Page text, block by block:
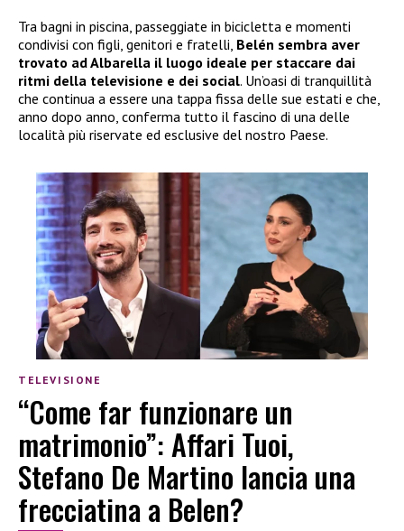
Tra bagni in piscina, passeggiate in bicicletta e momenti
condivisi con figli, genitori e fratelli, Belén sembra aver
trovato ad Albarella il luogo ideale per staccare dai
ritmi della televisione e dei social. Un’oasi di tranquillità
che continua a essere una tappa fissa delle sue estati e che,
anno dopo anno, conferma tutto il fascino di una delle
località più riservate ed esclusive del nostro Paese.
TELEVISIONE
“Come far funzionare un
matrimonio”: Affari Tuoi,
Stefano De Martino lancia una
frecciatina a Belen?